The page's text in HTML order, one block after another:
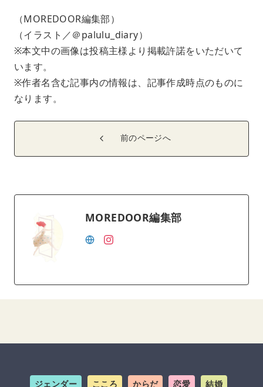
（MOREDOOR編集部）
（イラスト／＠palulu_diary）
※本文中の画像は投稿主様より掲載許諾をいただいて
います。
※作者名含む記事内の情報は、記事作成時点のものに
なります。
前のページへ
MOREDOOR編集部
ジェンダー こころ からだ 恋愛 結婚